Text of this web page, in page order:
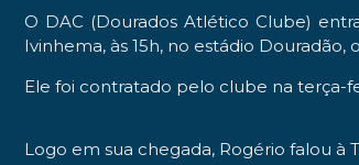
O DAC (Dourados Atlético Clube)
Ivinhema, às 15h, no estádio
Ele foi contratado pelo clube na terça-
Logo em sua chegada, Rogério falou